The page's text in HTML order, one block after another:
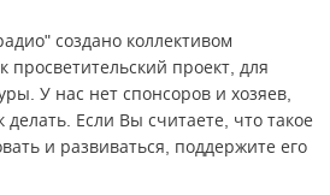
создано коллективом
проект, для
У нас нет спонсоров и хозяев,
Если Вы считаете, что такое
и развиваться, поддержите его